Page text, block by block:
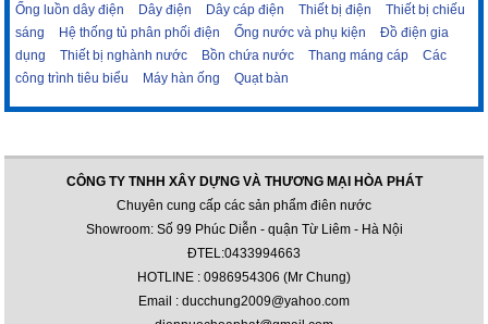
Ống luồn dây điện Dây điện Dây cáp điện Thiết bị điện
Thiết bị chiếu
sáng
Hệ thống tủ phân phối điện Ống nước và phụ kiện
Đồ điện gia
dụng
Thiết bị nghành nước Bồn chứa nước Thang máng cáp
Các
công trình tiêu biểu
Máy hàn ống Quạt bàn
CÔNG TY TNHH XÂY DỰNG VÀ THƯƠNG MẠI HÒA PHÁT
Chuyên cung cấp các sản phẩm điên nước
Showroom: Số 99 Phúc Diễn - quận Từ Liêm - Hà Nội
ĐTEL:0433994663
HOTLINE : 0986954306 (Mr Chung)
Email : ducchung2009@yahoo.com